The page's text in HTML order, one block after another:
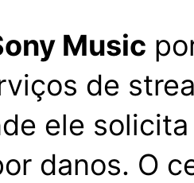
Music
de
ele
danos. O